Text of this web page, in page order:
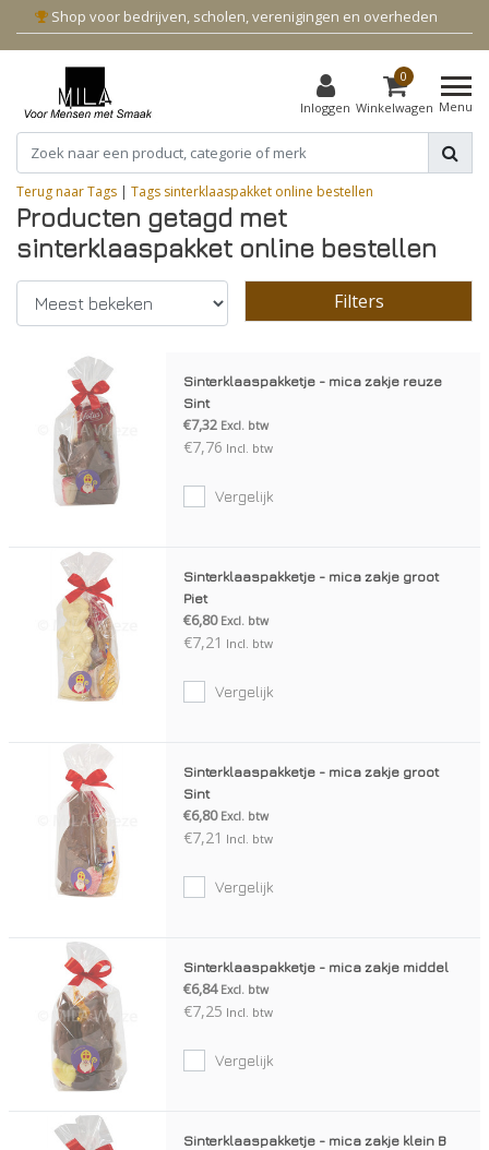
Shop voor bedrijven, scholen, verenigingen en overheden
Inloggen
0
Winkelwagen Menu
Terug naar Tags | Tags sinterklaaspakket online bestellen
Producten getagd met
sinterklaaspakket online bestellen
Filters
Sinterklaaspakketje - mica zakje reuze
Sint
€7,32 Excl. btw
€7,76 Incl. btw
Vergelijk
Sinterklaaspakketje - mica zakje groot
Piet
€6,80 Excl. btw
€7,21 Incl. btw
Vergelijk
Sinterklaaspakketje - mica zakje groot
Sint
€6,80 Excl. btw
€7,21 Incl. btw
Vergelijk
Sinterklaaspakketje - mica zakje middel
€6,84 Excl. btw
€7,25 Incl. btw
Vergelijk
Sinterklaaspakketje - mica zakje klein B